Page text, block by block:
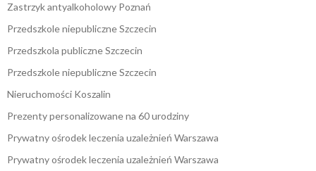
Zastrzyk antyalkoholowy Poznań
Przedszkole niepubliczne Szczecin
Przedszkola publiczne Szczecin
Przedszkole niepubliczne Szczecin
Nieruchomości Koszalin
Prezenty personalizowane na 60 urodziny
Prywatny ośrodek leczenia uzależnień Warszawa
Prywatny ośrodek leczenia uzależnień Warszawa